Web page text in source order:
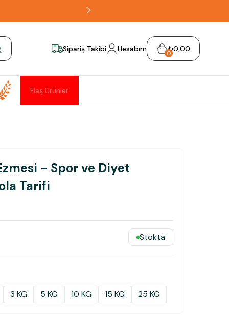
Sipariş Takibi Hesabım 0₺0,00
Flaş Ürünler
- Spor ve Diyet
Tarifi
Stokta
3 KG 5 KG 10 KG 15 KG 25 KG